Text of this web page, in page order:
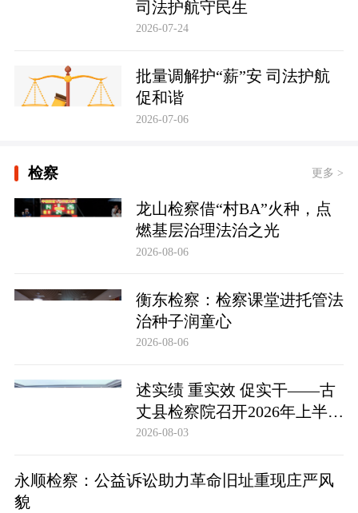
司法护航守民生
2026-07-24
批量调解护“薪”安 司法护航
促和谐
2026-07-06
检察 更多 >
龙山检察借“村BA”火种，点
燃基层治理法治之光
2026-08-06
衡东检察：检察课堂进托管法
治种子润童心
2026-08-06
述实绩 重实效 促实干——古
丈县检察院召开2026年上半年
员额检察官述职述廉大会
2026-08-03
永顺检察：公益诉讼助力革命旧址重现庄严风
貌